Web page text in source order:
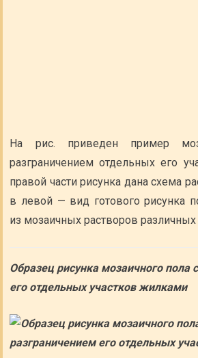
На рис. приведен пример
разграничением отдельных его
правой части рисунка дана схема
в левой — вид готового рисунка
из мозаичных растворов
Образец рисунка мозаичного пола
его отдельных участков жилками